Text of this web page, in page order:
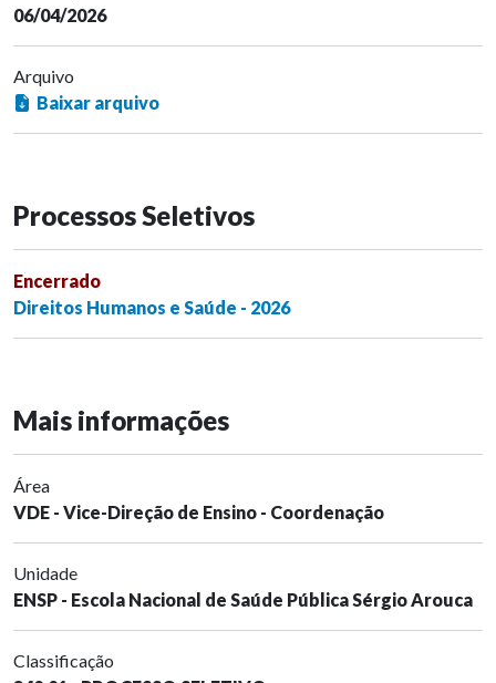
06/04/2026
Arquivo
Baixar arquivo
Processos Seletivos
Encerrado
Direitos Humanos e Saúde - 2026
Mais informações
Área
VDE - Vice-Direção de Ensino - Coordenação
Unidade
ENSP - Escola Nacional de Saúde Pública Sérgio Arouca
Classificação